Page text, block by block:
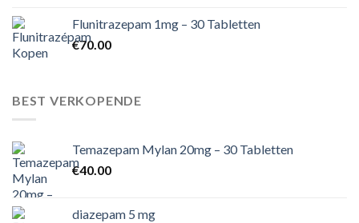
Flunitrazepam 1mg – 30 Tabletten
€70.00
BEST VERKOPENDE
Temazepam Mylan 20mg – 30 Tabletten
€40.00
diazepam 5 mg